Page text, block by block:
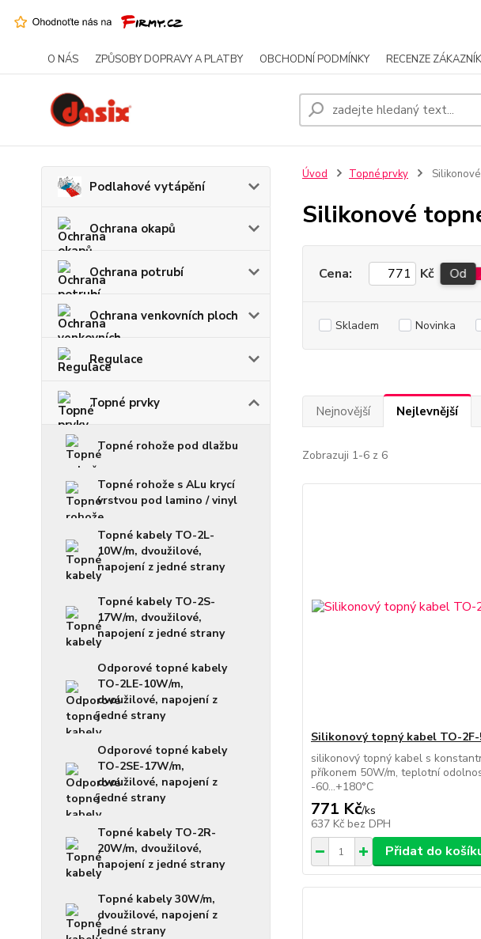
O NÁS ZPŮSOBY DOPRAVY A PLATBY OBCHODNÍ PODMÍNKY RECENZE
Podlahové vytápění
Ochrana okapů
Ochrana potrubí
Ochrana venkovních ploch
Regulace
Topné prvky
Topné rohože pod dlažbu
Topné rohože s ALu krycí
vrstvou pod lamino / vinyl
Topné kabely TO-2L-
10W/m, dvoužilové,
napojení z jedné strany
Topné kabely TO-2S-
17W/m, dvoužilové,
napojení z jedné strany
Odporové topné kabely
TO-2LE-10W/m,
dvoužilové, napojení z
jedné strany
Odporové topné kabely
TO-2SE-17W/m,
dvoužilové, napojení z
jedné strany
Topné kabely TO-2R-
20W/m, dvoužilové,
napojení z jedné strany
Topné kabely 30W/m,
dvoužilové, napojení z
jedné strany
Úvod Topné prvky
Silikonové
Cena: Kč Od
Skladem Novinka
Nejnovější Nejlevnější
Zobrazuji 1-6 z 6
Silikonový topný kabel TO-
silikonový topný kabel s
příkonem 50W/m, teplotní
-60...+180°C
771 Kč/ks
637 Kč bez DPH
Přidat do